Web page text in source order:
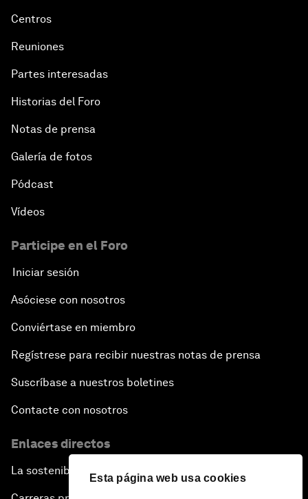
Esta página web usa cookies
Centros
Reuniones
Partes interesadas
Historias del Foro
Notas de prensa
Galería de fotos
Pódcast
Vídeos
Participe en el Foro
Iniciar sesión
Asóciese con nosotros
Conviértase en miembro
Regístrese para recibir nuestras notas de prensa
Suscríbase a nuestros boletines
Contacte con nosotros
Enlaces directos
La sostenibilidad en el Foro